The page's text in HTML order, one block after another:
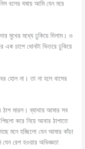
বলের ঘষায় আমি যেন মরে
মুখের মধ্যে ঢুকিয়ে দিলাম। ও
এক চাপে ধোনটা ভিতরে ঢুকিয়ে
হোল না। তা না হলে বাসের
মারল। ব্যাথায় আমার সব
করে নিয়ে আবার ঠাপাতে
মনে হচ্ছিলো যেন আমার কাঁচা
যেন রেপ হওয়ার অভিজ্ঞতা